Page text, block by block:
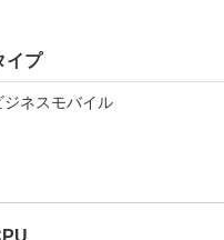
イプ
ジネスモバイル